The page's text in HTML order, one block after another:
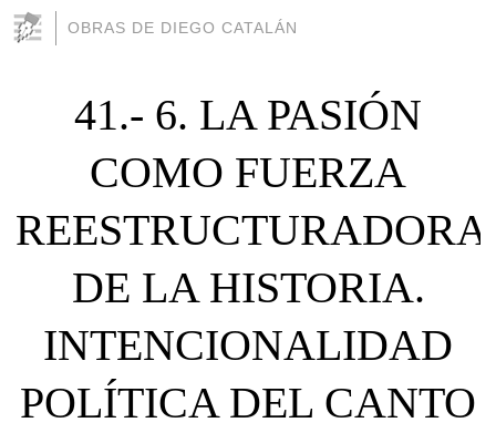
OBRAS DE DIEGO CATALÁN
41.- 6. LA PASIÓN
COMO FUERZA
REESTRUCTURADORA
DE LA HISTORIA.
INTENCIONALIDAD
POLÍTICA DEL CANTO